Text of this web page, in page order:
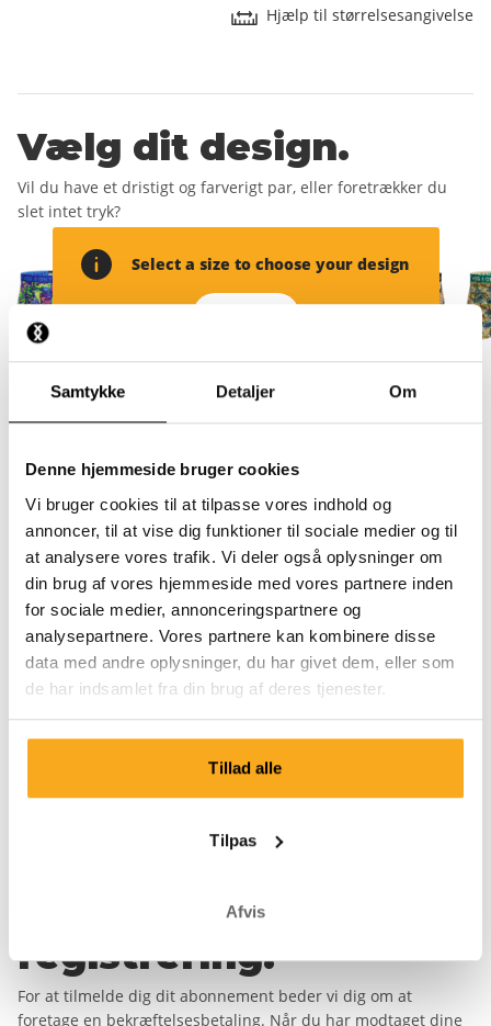
Samtykke Detaljer Om
Denne hjemmeside bruger cookies
Vi bruger cookies til at tilpasse vores indhold og
annoncer, til at vise dig funktioner til sociale medier og til
at analysere vores trafik. Vi deler også oplysninger om
din brug af vores hjemmeside med vores partnere inden
for sociale medier, annonceringspartnere og
analysepartnere. Vores partnere kan kombinere disse
data med andre oplysninger, du har givet dem, eller som
de har indsamlet fra din brug af deres tjenester.
Tillad alle
Tilpas
Afvis
Hjælp til størrelsesangivelse
Vælg dit design.
Vil du have et dristigt og farverigt par, eller foretrækker du
slet intet tryk?
Select a size to choose your design
Tilføj din
leveringsadresse.
For at gøre dette opretter du kontoen og modtager din gratis
første boxershorts.
Fornavn* Efternavn*
E-mailadresse*
Adgangskode*
Fuldfør din
registrering.
For at tilmelde dig dit abonnement beder vi dig om at
foretage en bekræftelsesbetaling. Når du har modtaget dine